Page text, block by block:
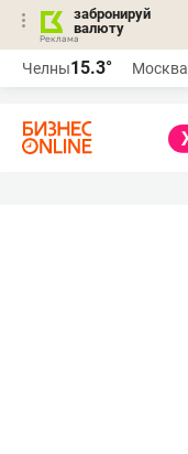
забронируй
валюту
Челны15.3° Москва